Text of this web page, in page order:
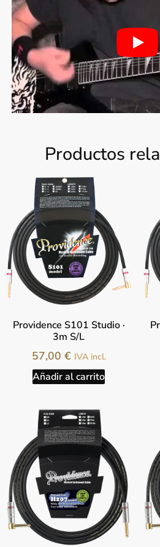
Productos
Providence S101 Studio ·
3m S/L
57,00 € IVA incl.
Añadir al carrito